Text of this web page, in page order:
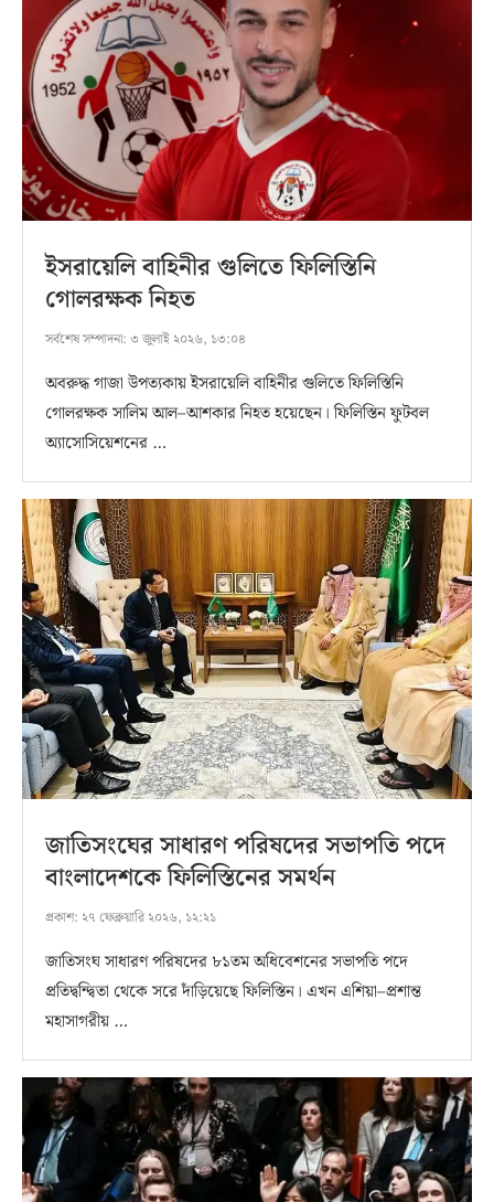
ইসরায়েলি বাহিনীর গুলিতে ফিলিস্তিনি
গোলরক্ষক নিহত
সর্বশেষ সম্পাদনা: ৩ জুলাই ২০২৬, ১৩:০৪
অবরুদ্ধ গাজা উপত্যকায় ইসরায়েলি বাহিনীর গুলিতে ফিলিস্তিনি
গোলরক্ষক সালিম আল–আশকার নিহত হয়েছেন। ফিলিস্তিন ফুটবল
অ্যাসোসিয়েশনের …
জাতিসংঘের সাধারণ পরিষদের সভাপতি পদে
বাংলাদেশকে ফিলিস্তিনের সমর্থন
প্রকাশ: ২৭ ফেব্রুয়ারি ২০২৬, ১২:২১
জাতিসংঘ সাধারণ পরিষদের ৮১তম অধিবেশনের সভাপতি পদে
প্রতিদ্বন্দ্বিতা থেকে সরে দাঁড়িয়েছে ফিলিস্তিন। এখন এশিয়া–প্রশান্ত
মহাসাগরীয় …